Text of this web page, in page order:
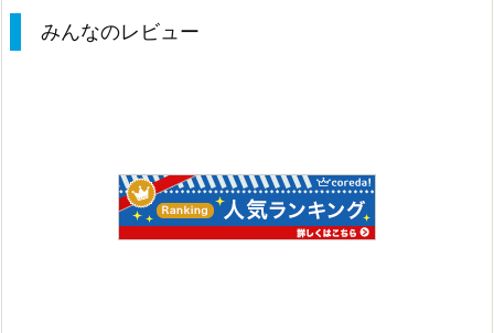
みんなのレビュー